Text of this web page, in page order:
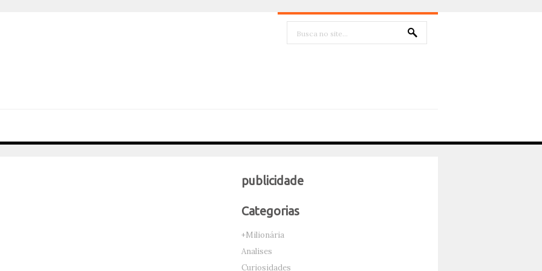
publicidade
Categorias
+Milionária
Analises
Curiosidades